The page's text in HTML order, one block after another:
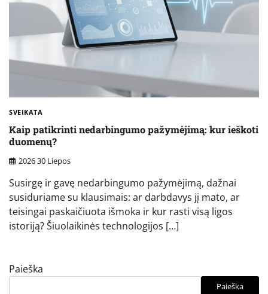
SVEIKATA
Kaip patikrinti nedarbingumo pažymėjimą: kur ieškoti
duomenų?
2026 30 Liepos
Susirgę ir gavę nedarbingumo pažymėjimą, dažnai
susiduriame su klausimais: ar darbdavys jį mato, ar
teisingai paskaičiuota išmoka ir kur rasti visą ligos
istoriją? Šiuolaikinės technologijos […]
Paieška
Paieška